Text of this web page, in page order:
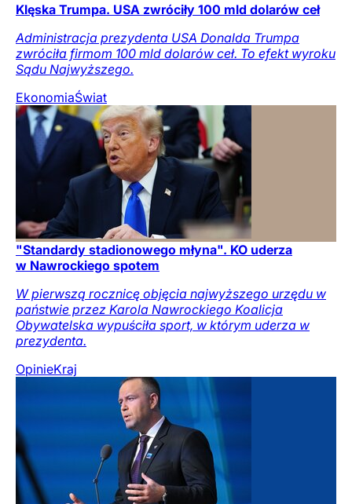
Klęska Trumpa. USA zwróciły 100 mld dolarów ceł
Administracja prezydenta USA Donalda Trumpa
zwróciła firmom 100 mld dolarów ceł. To efekt wyroku
Sądu Najwyższego.
EkonomiaŚwiat
"Standardy stadionowego młyna". KO uderza
w Nawrockiego spotem
W pierwszą rocznicę objęcia najwyższego urzędu w
państwie przez Karola Nawrockiego Koalicja
Obywatelska wypuściła sport, w którym uderza w
prezydenta.
OpinieKraj